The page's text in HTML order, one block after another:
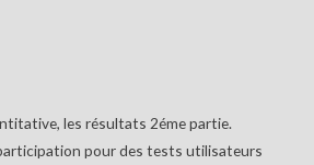
les résultats 2éme partie.
pour des tests utilisateurs